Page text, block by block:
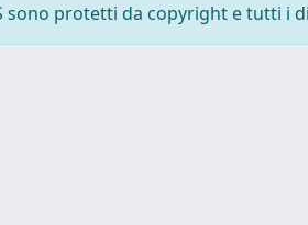
sono protetti da copyright e tutti i